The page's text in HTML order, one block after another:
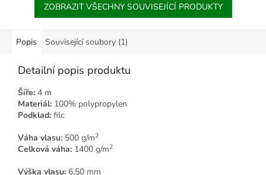
ZOBRAZIT VŠECHNY SOUVISEJÍCÍ PRODUKTY
Popis Související soubory (1)
Detailní popis produktu
Šíře: 4 m
Materiál: 100% polypropylen
Podklad: filc
Váha vlasu: 500 g/m2
Celková váha: 1400 g/m2
Výška vlasu: 6,50 mm